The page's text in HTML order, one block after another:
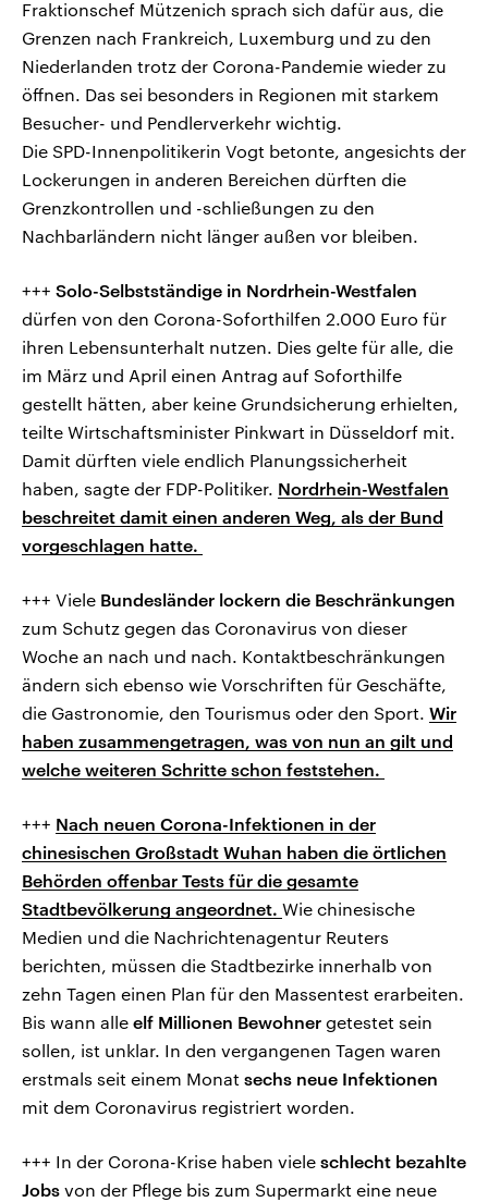
Fraktionschef Mützenich sprach sich dafür aus, die
Grenzen nach Frankreich, Luxemburg und zu den
Niederlanden trotz der Corona-Pandemie wieder zu
öffnen. Das sei besonders in Regionen mit starkem
Besucher- und Pendlerverkehr wichtig.
Die SPD-Innenpolitikerin Vogt betonte, angesichts der
Lockerungen in anderen Bereichen dürften die
Grenzkontrollen und -schließungen zu den
Nachbarländern nicht länger außen vor bleiben.
+++ Solo-Selbstständige in Nordrhein-Westfalen
dürfen von den Corona-Soforthilfen 2.000 Euro für
ihren Lebensunterhalt nutzen. Dies gelte für alle, die
im März und April einen Antrag auf Soforthilfe
gestellt hätten, aber keine Grundsicherung erhielten,
teilte Wirtschaftsminister Pinkwart in Düsseldorf mit.
Damit dürften viele endlich Planungssicherheit
haben, sagte der FDP-Politiker. Nordrhein-Westfalen
beschreitet damit einen anderen Weg, als der Bund
vorgeschlagen hatte.
+++ Viele Bundesländer lockern die Beschränkungen
zum Schutz gegen das Coronavirus von dieser
Woche an nach und nach. Kontaktbeschränkungen
ändern sich ebenso wie Vorschriften für Geschäfte,
die Gastronomie, den Tourismus oder den Sport. Wir
haben zusammengetragen, was von nun an gilt und
welche weiteren Schritte schon feststehen.
+++ Nach neuen Corona-Infektionen in der
chinesischen Großstadt Wuhan haben die örtlichen
Behörden offenbar Tests für die gesamte
Stadtbevölkerung angeordnet. Wie chinesische
Medien und die Nachrichtenagentur Reuters
berichten, müssen die Stadtbezirke innerhalb von
zehn Tagen einen Plan für den Massentest erarbeiten.
Bis wann alle elf Millionen Bewohner getestet sein
sollen, ist unklar. In den vergangenen Tagen waren
erstmals seit einem Monat sechs neue Infektionen
mit dem Coronavirus registriert worden.
+++ In der Corona-Krise haben viele schlecht bezahlte
Jobs von der Pflege bis zum Supermarkt eine neue